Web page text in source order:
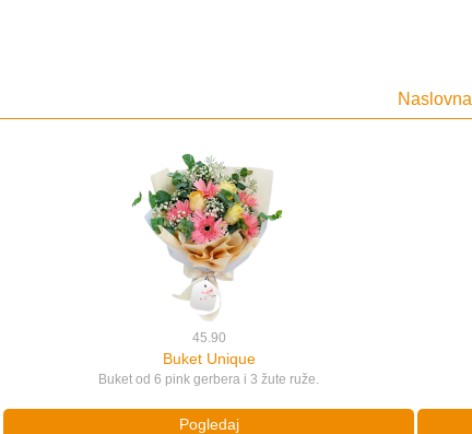
Naslovna
45.90
Buket Unique
Buket od 6 pink gerbera i 3 žute ruže.
Pogledaj